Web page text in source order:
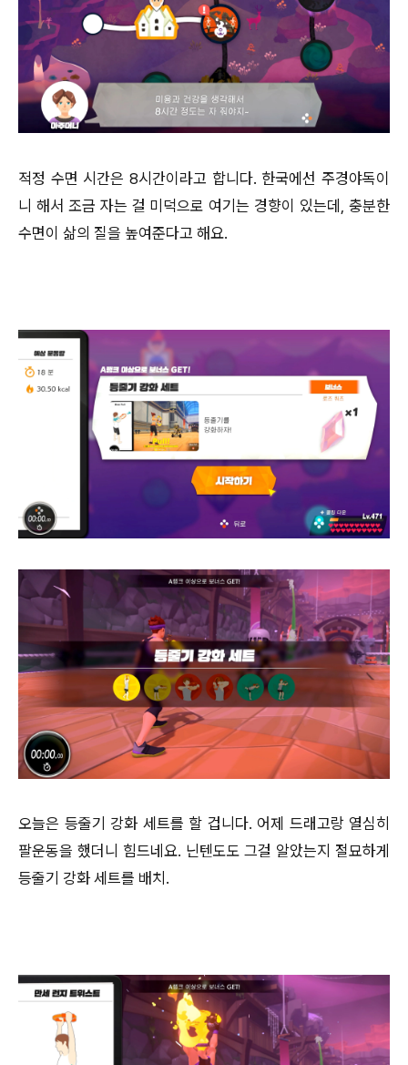
적정 수면 시간은 8시간이라고 합니다. 한국에선 주경야독이
니 해서 조금 자는 걸 미덕으로 여기는 경향이 있는데, 충분한
수면이 삶의 질을 높여준다고 해요.
오늘은 등줄기 강화 세트를 할 겁니다. 어제 드래고랑 열심히
팔운동을 했더니 힘드네요. 닌텐도도 그걸 알았는지 절묘하게
등줄기 강화 세트를 배치.